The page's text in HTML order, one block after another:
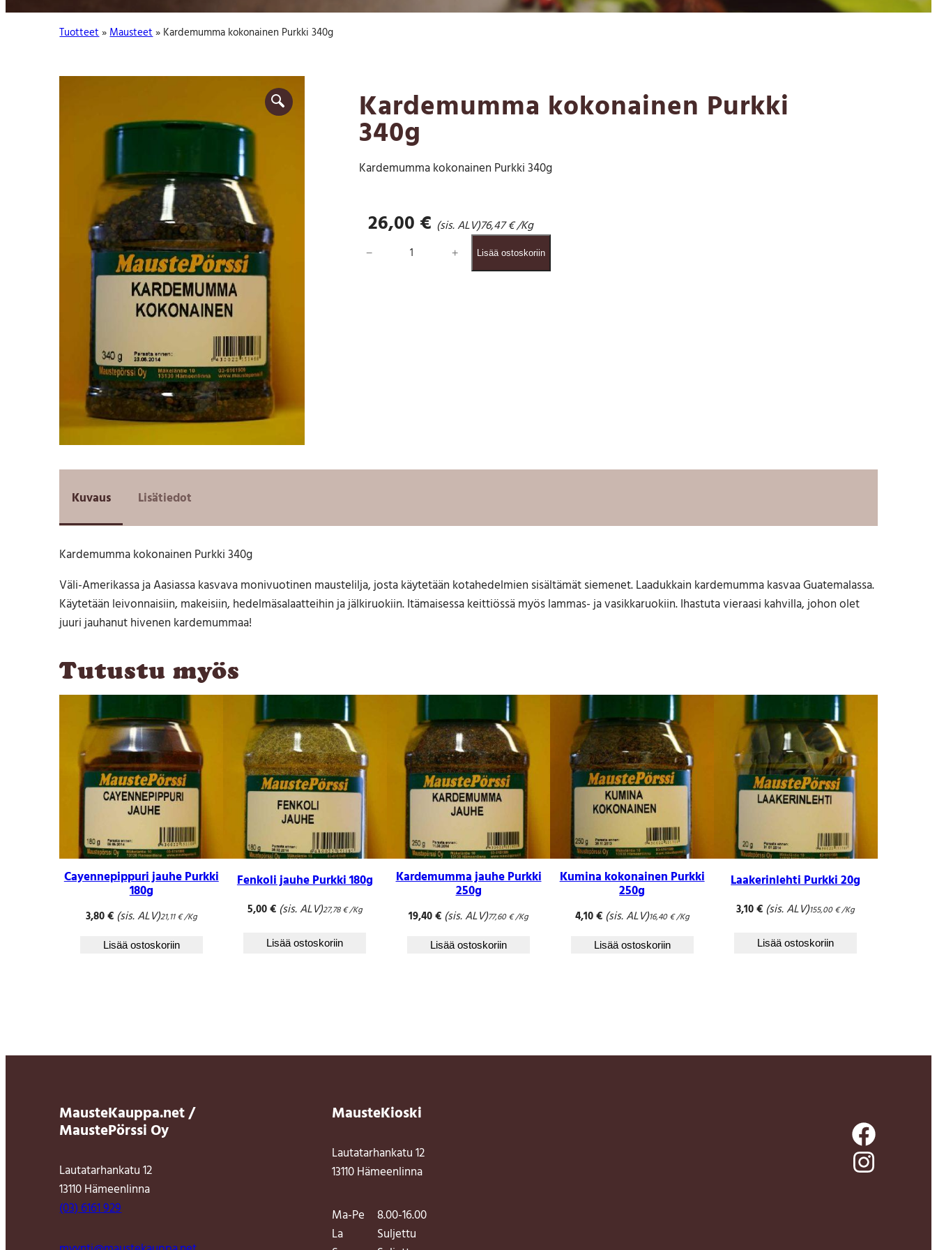
Tuotteet»Mausteet» Kardemumma kokonainen Purkki 340g
Kardemumma kokonainen Purkki
340g
Kardemumma kokonainen Purkki 340g
26,00 € (sis. ALV)76,47€/Kg
n
e
u
r
k
0
ä
ä
r
− + Lisää ostoskoriin
:
Kuvaus Lisätiedot
Kardemumma kokonainen Purkki 340g
Väli-Amerikassa ja Aasiassa kasvava monivuotinen maustelilja, josta käytetään kotahedelmien sisältämät siemenet. Laadukkain kardemumma kasvaa Guatemalassa.
Käytetään leivonnaisiin, makeisiin, hedelmäsalaatteihin ja jälkiruokiin. Itämaisessa keittiössä myös lammas- ja vasikkaruokiin. Ihastuta vieraasi kahvilla, johon olet
juuri jauhanut hivenen kardemummaa!
Tutustu myös
Cayennepippuri jauhe Purkki
180g
3,80€ (sis. ALV)21,11€/Kg
Lisää ostoskoriin
Fenkoli jauhe Purkki 180g
5,00€ (sis. ALV)27,78€/Kg
Lisää ostoskoriin
Kardemumma jauhe Purkki
250g
19,40€ (sis. ALV)77,60€/Kg
Lisää ostoskoriin
Kumina kokonainen Purkki
250g
4,10€ (sis. ALV)16,40€/Kg
Lisää ostoskoriin
Laakerinlehti Purkki 20g
3,10€ (sis. ALV)155,00€/Kg
Lisää ostoskoriin
MausteKauppa.net /
MaustePörssi Oy
Lautatarhankatu 12
13110 Hämeenlinna
(03) 6161 929
MausteKioski
Lautatarhankatu 12
13110 Hämeenlinna
Ma-Pe
8.00-16.00
La
Suljettu
Facebook
Instagram